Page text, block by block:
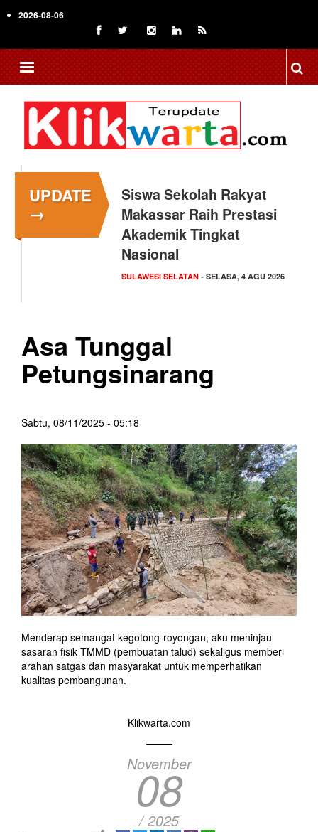
to
content
2026-08-06
UPDATE
→
Mendagri Siapkan Tiga
Langkah sebagai Solusi
Operasional Gaji
Pegawai…
NASIONAL - RABU, 5 AGU 2026
Siswa Sekolah Rakyat
Makassar Raih Prestasi
Akademik Tingkat
Nasional
SULAWESI SELATAN - SELASA, 4 AGU 2026
Asa Tunggal
Petungsinarang
Sabtu, 08/11/2025 - 05:18
Menderap semangat kegotong-royongan, aku meninjau
sasaran fisik TMMD (pembuatan talud) sekaligus memberi
arahan satgas dan masyarakat untuk memperhatikan
kualitas pembangunan.
Klikwarta.com
November
08
/ 2025